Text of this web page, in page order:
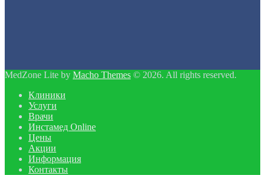
MedZone Lite by Macho Themes © 2026. All rights reserved.
Клиники
Услуги
Врачи
Инстамед Online
Цены
Акции
Информация
Контакты